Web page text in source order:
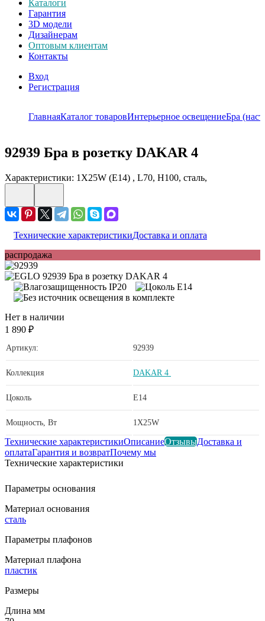
Каталоги
Гарантия
3D модели
Дизайнерам
Оптовым клиентам
Контакты
Вход
Регистрация
ГлавнаяКаталог товаровИнтерьерное освещениеБра
92939 Бра в розетку DAKAR 4
Характеристики: 1X25W (E14) , L70, H100, сталь,
Технические характеристикиДоставка и оплата
распродажа
Нет в наличии
1 890 ₽
Артикул: 92939
Коллекция DAKAR 4
Цоколь E14
Мощность, Вт 1X25W
Технические характеристикиОписаниеОтзывыДоставка и
оплатаГарантия и возвратПочему мы
Технические характеристики
Параметры основания
Материал основания
сталь
Параметры плафонов
Материал плафона
пластик
Размеры
Длина мм